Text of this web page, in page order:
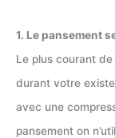
1. Le pansement
Le plus courant
durant votre
avec une
pansement on